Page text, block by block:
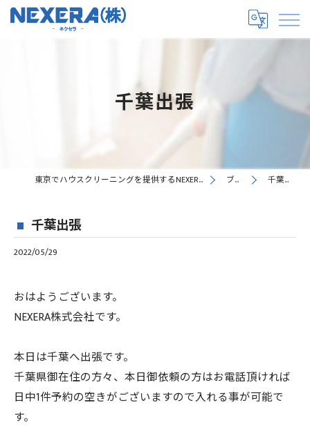
千葉出張
東京でハウスクリーニングを提供するNEXERA株式会社 ブログ 千葉出張
千葉出張
2022/05/29
おはようございます。
NEXERA株式会社です。
本日は千葉へ出張です。
千葉県御在住の方々、本日御依頼の方はお電話頂ければ
日中1件予約の空きがございますので入れる事が可能で
す。